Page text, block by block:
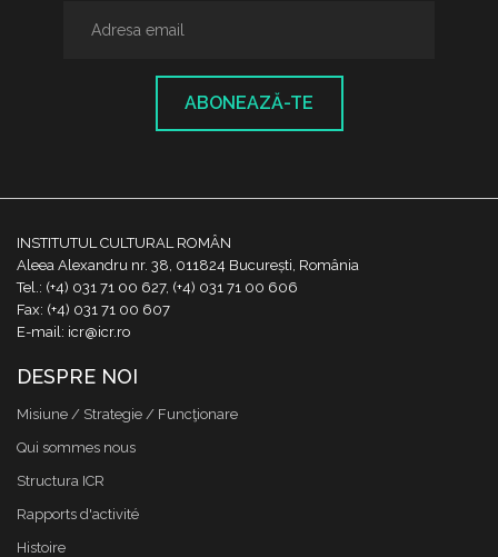
ABONEAZĂ-TE
INSTITUTUL CULTURAL ROMÂN
Aleea Alexandru nr. 38, 011824 București, România
Tel.: (+4) 031 71 00 627, (+4) 031 71 00 606
Fax: (+4) 031 71 00 607
E-mail: icr@icr.ro
DESPRE NOI
Misiune / Strategie / Funcţionare
Qui sommes nous
Structura ICR
Rapports d'activité
Histoire